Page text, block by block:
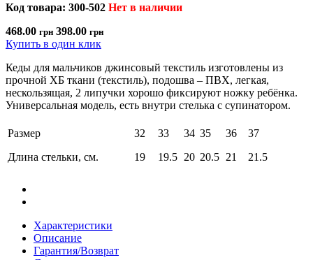
Код товара: 300-502 Нет в наличии
468.00 грн 398.00 грн
Купить в один клик
Кеды для мальчиков джинсовый текстиль изготовлены из
прочной ХБ ткани (текстиль), подошва – ПВХ, легкая,
нескользящая, 2 липучки хорошо фиксируют ножку ребёнка.
Универсальная модель, есть внутри стелька с супинатором.
Размер 32 33 34 35 36
37
Длина стельки, см.
19 19.5 20 20.5 21 21.5
Характеристики
Описание
Гарантия/Возврат